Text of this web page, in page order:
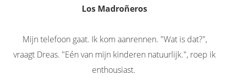
Los Madroñeros
Mijn telefoon gaat. Ik kom aanrennen. "Wat is dat?",
vraagt Dreas. "Eén van mijn kinderen natuurlijk.", roep ik
enthousiast.